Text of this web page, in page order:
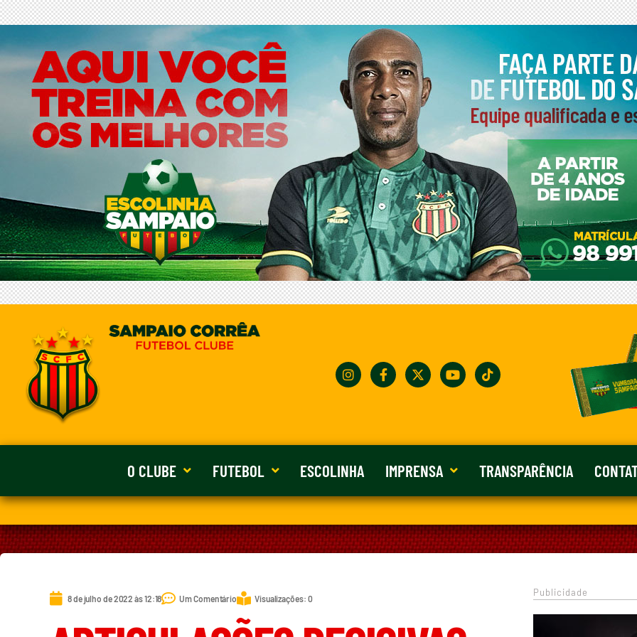
O CLUBE FUTEBOL ESCOLINHA IMPRENSA TRANSPARÊNCIA
8 de julho de 2022 às 12:18 Um Comentário Visualizações: 0
Publicidade